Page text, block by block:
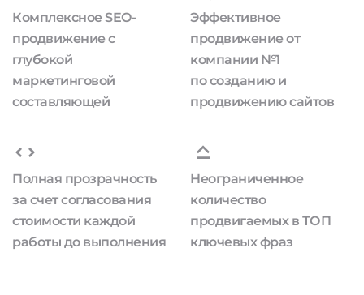
Комплексное SEO-
продвижение с
глубокой
маркетинговой
составляющей
Эффективное
продвижение от
компании №1
по созданию и
продвижению сайтов
Полная прозрачность
за счет согласования
стоимости каждой
работы до выполнения
Неограниченное
количество
продвигаемых в ТОП
ключевых фраз